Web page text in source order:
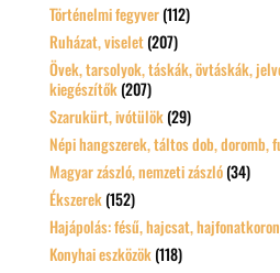
Történelmi fegyver (112)
Ruházat, viselet (207)
Övek, tarsolyok, táskák, övtáskák,
kiegészítők (207)
Szarukürt, ivótülök (29)
Népi hangszerek, táltos dob, doromb,
Magyar zászló, nemzeti zászló (34)
Ékszerek (152)
Hajápolás: fésű, hajcsat,
Konyhai eszközök (118)